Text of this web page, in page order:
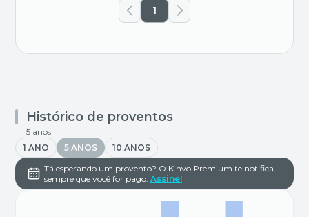
1
Histórico de proventos
5 anos
1 ANO
5 ANOS
10 ANOS
Tá esperando um provento? O Kinvo Premium te notifica
sempre que você for pago. Assine!